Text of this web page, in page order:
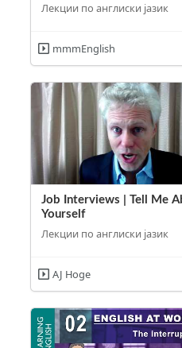
Лекции по англиски јазик
mmmEnglish
Job Interviews | Tell Me
Yourself
Лекции по англиски јазик
AJ Hoge